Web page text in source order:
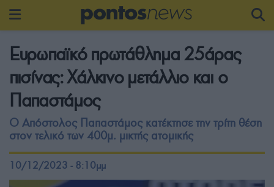
Ευρωπαϊκό πρωτάθλημα 25άρας
πισίνας: Χάλκινο μετάλλιο και ο
Παπαστάμος
Ο Απόστολος Παπαστάμος κατέκτησε την τρίτη θέση
στον τελικό των 400μ. μικτής ατομικής
10/12/2023 - 8:10μμ